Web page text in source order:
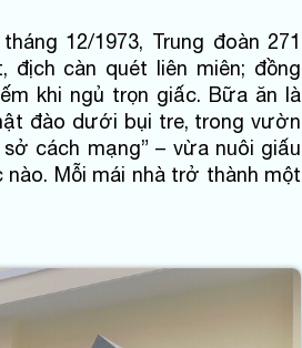
12/1973, Trung đoàn 271
càn quét liên miên; đồng
khi ngủ trọn giấc. Bữa ăn là
đào dưới bụi tre, trong vườn
cách mạng” – vừa nuôi giấu
Mỗi mái nhà trở thành một